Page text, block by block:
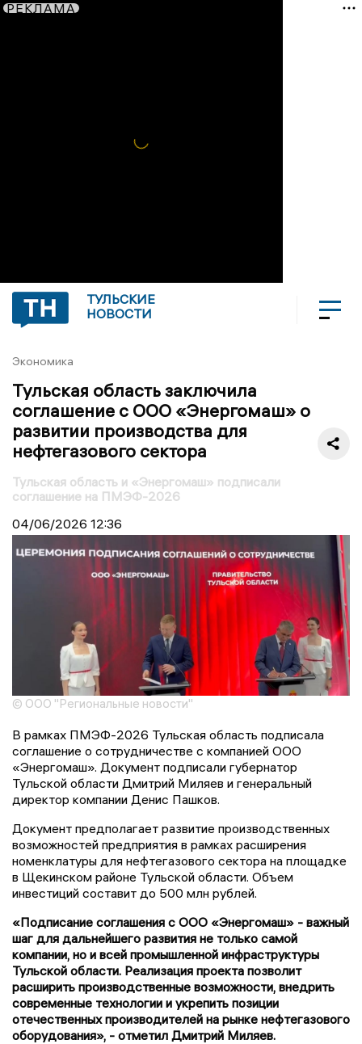
РЕКЛАМА
ТУЛЬСКИЕ
НОВОСТИ
Экономика
Тульская область заключила
соглашение с ООО «Энергомаш» о
развитии производства для
нефтегазового сектора
Тульская область и «Энергомаш» подписали
соглашение на ПМЭФ-2026
04/06/2026 12:36
© ООО "Региональные новости"
В рамках ПМЭФ-2026 Тульская область подписала
соглашение о сотрудничестве с компанией ООО
«Энергомаш». Документ подписали губернатор
Тульской области Дмитрий Миляев и генеральный
директор компании Денис Пашков.
Документ предполагает развитие производственных
возможностей предприятия в рамках расширения
номенклатуры для нефтегазового сектора на площадке
в Щекинском районе Тульской области. Объем
инвестиций составит до 500 млн рублей.
«Подписание соглашения с ООО «Энергомаш» - важный
шаг для дальнейшего развития не только самой
компании, но и всей промышленной инфраструктуры
Тульской области. Реализация проекта позволит
расширить производственные возможности, внедрить
современные технологии и укрепить позиции
отечественных производителей на рынке нефтегазового
оборудования», - отметил Дмитрий Миляев.